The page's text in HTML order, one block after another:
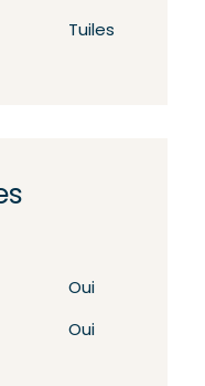
Tuiles
Oui
Oui